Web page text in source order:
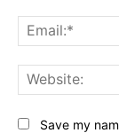
Save my